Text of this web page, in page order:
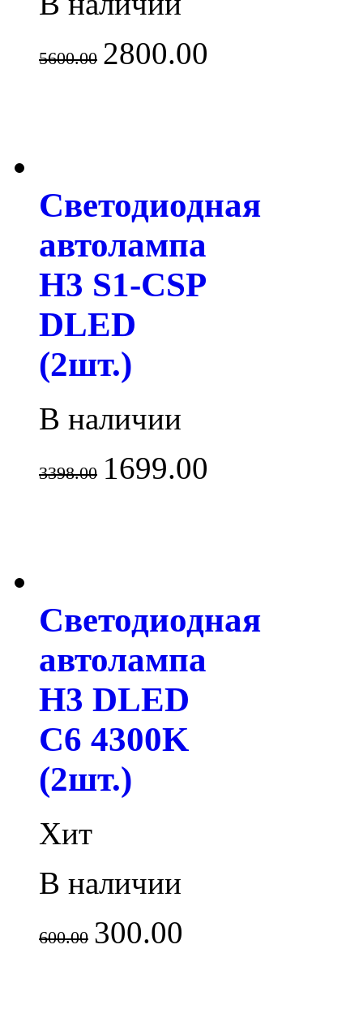
5600.00 2800.00
Светодиодная
автолампа
H3 S1-CSP
DLED
(2шт.)
В наличии
3398.00 1699.00
Светодиодная
автолампа
H3 DLED
C6 4300K
(2шт.)
Хит
В наличии
600.00 300.00